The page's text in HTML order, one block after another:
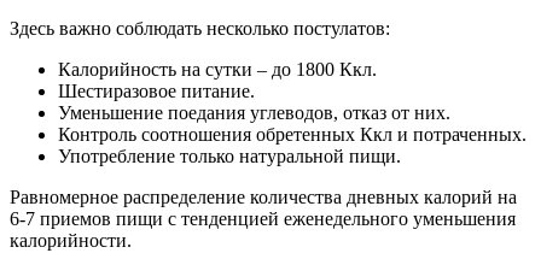
Здесь важно соблюдать несколько постулатов:
Калорийность на сутки – до 1800 Ккл.
Шестиразовое питание.
Уменьшение поедания углеводов, отказ от них.
Контроль соотношения обретенных Ккл и потраченных.
Употребление только натуральной пищи.
Равномерное распределение количества дневных калорий на
6-7 приемов пищи с тенденцией еженедельного уменьшения
калорийности.